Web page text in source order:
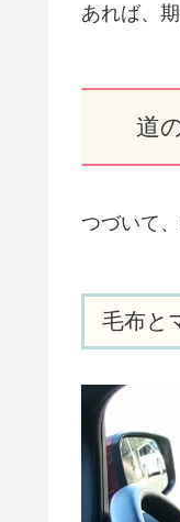
あれば、
道
つづいて
毛布と